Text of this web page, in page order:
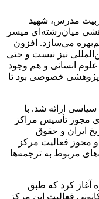
دانشگاه‌های تهران، تربیت مدرس، شهید
میان‌رشته‌ای میسر
می‌سازد. افزون
نیز نیست و حتی
انسانی و هم وجود
پژوهشی خصوصی بود تا
ارائه شد. با
مجوز تأسیس مراکز
ایران و حقوق
شورای گسترش آموزش عالی رسید و مجوز فعالیت مرکز
پروژه‌های تحقیقاتی و دیگر برنامه‌های مربوط به ترجمه‌ها
«مرکز پژوهشی توسعه اجتماعی آفرینش» از تابستان ۱۳۹۶ کار خود را دوباره آغاز کرد که طبق
فعالیت این مرکز